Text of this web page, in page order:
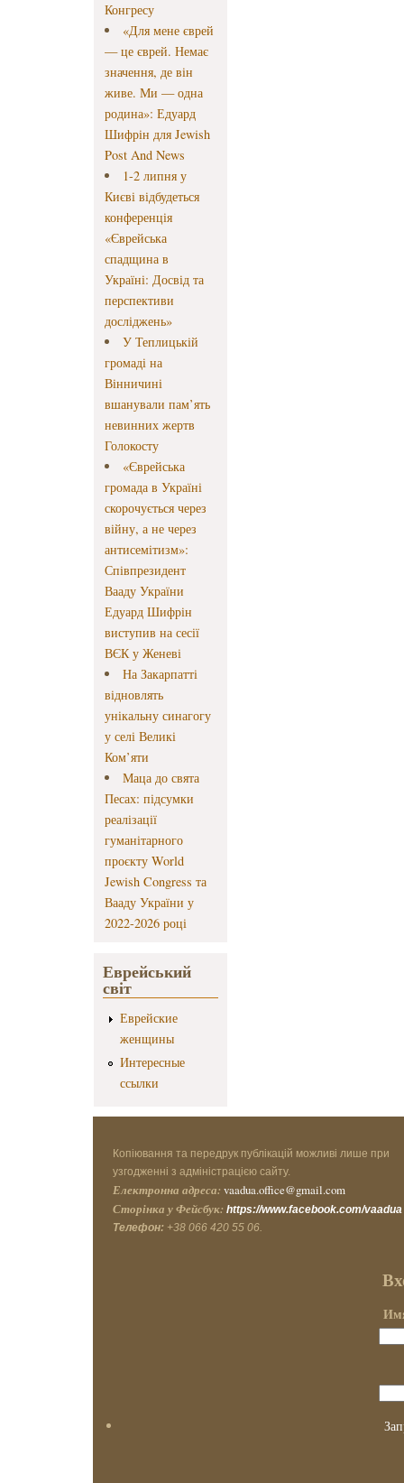
Конгресу
«Для мене єврей
— це єврей. Немає
значення, де він
живе. Ми — одна
родина»: Едуард
Шифрін для Jewish
Post And News
1-2 липня у
Києві відбудеться
конференція
«Єврейська
спадщина в
Україні: Досвід та
перспективи
досліджень»
У Теплицькій
громаді на
Вінничині
вшанували пам’ять
невинних жертв
Голокосту
«Єврейська
громада в Україні
скорочується через
війну, а не через
антисемітизм»:
Співпрезидент
Вааду України
Едуард Шифрін
виступив на сесії
ВЄК у Женеві
На Закарпатті
відновлять
унікальну синагогу
у селі Великі
Ком’яти
Маца до свята
Песах: підсумки
реалізації
гуманітарного
проєкту World
Jewish Congress та
Вааду України у
2022-2026 році
Еврейський
світ
Еврейские
женщины
Интересные
ссылки
Копіювання та передрук публікацій можливі лише при
узгодженні з адміністрацією сайту.
Електронна адреса: vaadua.office@gmail.com
Сторінка у Фейсбук: https://www.facebook.com/vaadua
Телефон: +38 066 420 55 06.